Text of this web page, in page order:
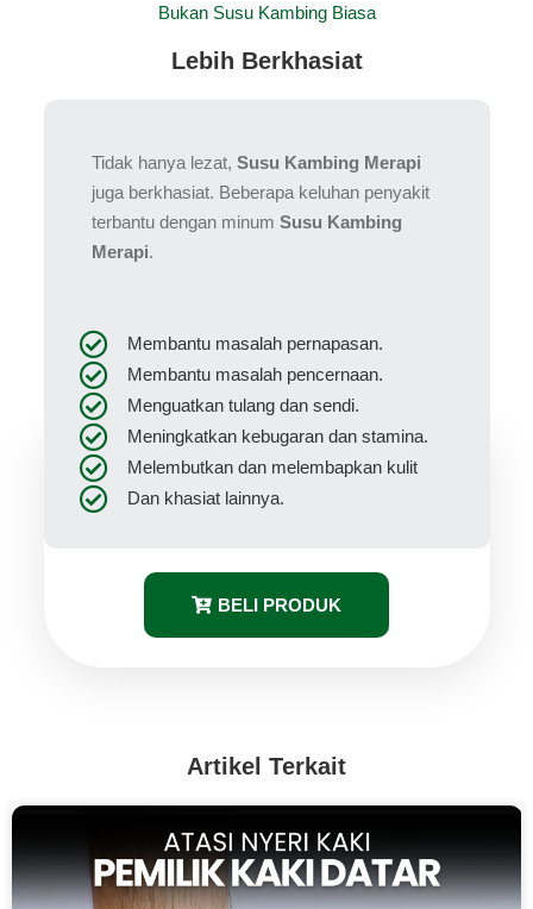
Bukan Susu Kambing Biasa
Lebih Berkhasiat
Tidak hanya lezat, Susu Kambing Merapi
juga berkhasiat. Beberapa keluhan penyakit
terbantu dengan minum Susu Kambing
Merapi.
Membantu masalah pernapasan.
Membantu masalah pencernaan.
Menguatkan tulang dan sendi.
Meningkatkan kebugaran dan stamina.
Melembutkan dan melembapkan kulit
Dan khasiat lainnya.
BELI PRODUK
Artikel Terkait